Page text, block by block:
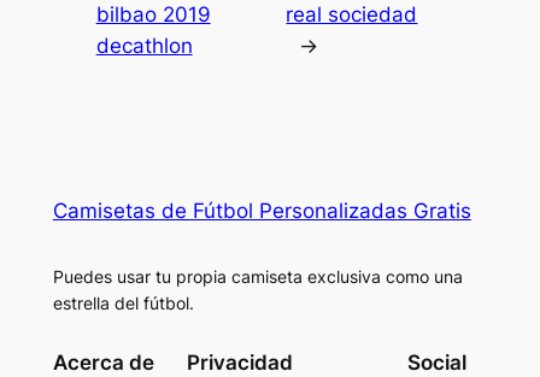
bilbao 2019
decathlon
real sociedad
→
Camisetas de Fútbol Personalizadas Gratis
Puedes usar tu propia camiseta exclusiva como una
estrella del fútbol.
Acerca de Privacidad Social